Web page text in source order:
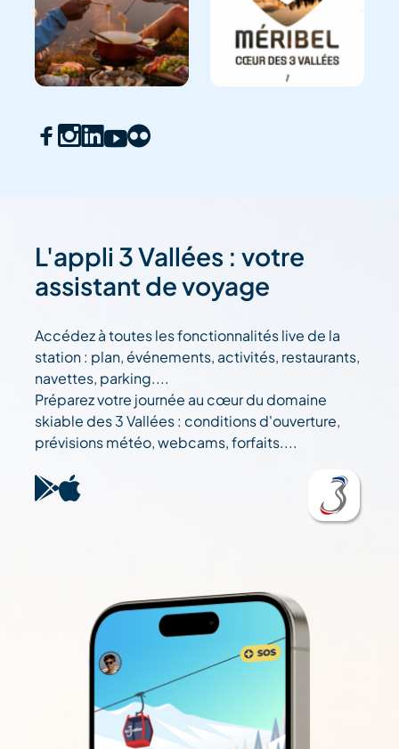
L'appli 3 Vallées : votre
assistant de voyage
Accédez à toutes les fonctionnalités live de la
station : plan, événements, activités, restaurants,
navettes, parking....
Préparez votre journée au cœur du domaine
skiable des 3 Vallées : conditions d'ouverture,
prévisions météo, webcams, forfaits....